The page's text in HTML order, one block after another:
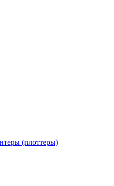
(плоттеры)